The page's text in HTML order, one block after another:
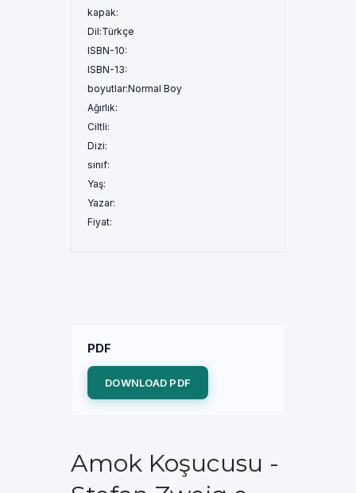
kapak:
Dil:Türkçe
ISBN-10:
ISBN-13:
boyutlar:Normal Boy
Ağırlık:
Ciltli:
Dizi:
sınıf:
Yaş:
Yazar:
Fiyat:
PDF
DOWNLOAD PDF
Amok Koşucusu -